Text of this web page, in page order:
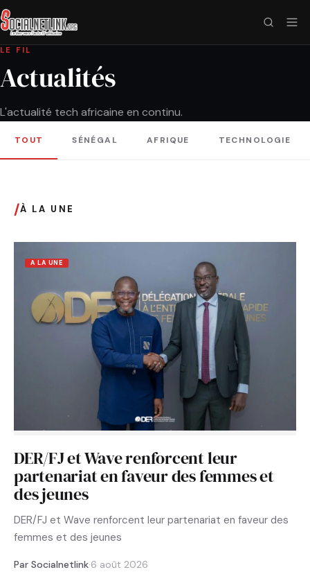
LE FIL
Actualités
L'actualité tech africaine en continu.
TOUT SÉNÉGAL AFRIQUE TECHNOLOGIE
/À LA UNE
A LA UNE
DER/FJ et Wave renforcent leur
partenariat en faveur des femmes et
des jeunes
DER/FJ et Wave renforcent leur partenariat en faveur des
femmes et des jeunes
Par Socialnetlink·6 août 2026